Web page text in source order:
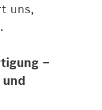
uns,
–